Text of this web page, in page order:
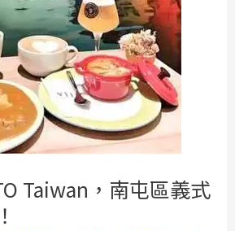
Taiwan，南屯區義式